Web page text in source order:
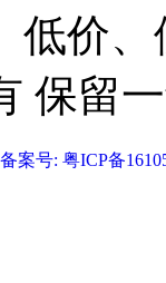
低价
保留
备案号: 粤ICP备